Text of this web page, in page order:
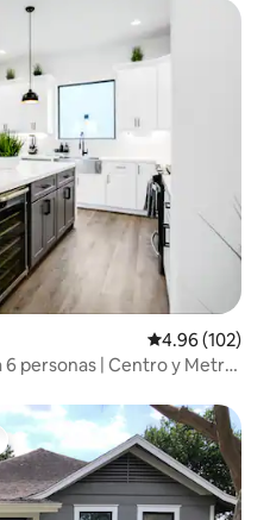
Calificación
4.96 (102)
6 personas | Centro y Metro